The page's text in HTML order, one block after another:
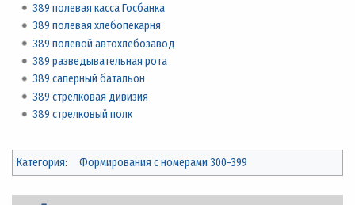
389 полевая касса Госбанка
389 полевая хлебопекарня
389 полевой автохлебозавод
389 разведывательная рота
389 саперный батальон
389 стрелковая дивизия
389 стрелковый полк
Категория: Формирования с номерами 300-399